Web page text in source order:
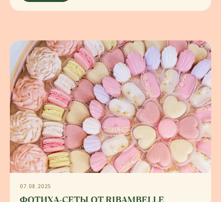
07.08.2025
КЕЙТЕРИНГ
Ресторанный уровень
блюд, guest-
friendly сервис